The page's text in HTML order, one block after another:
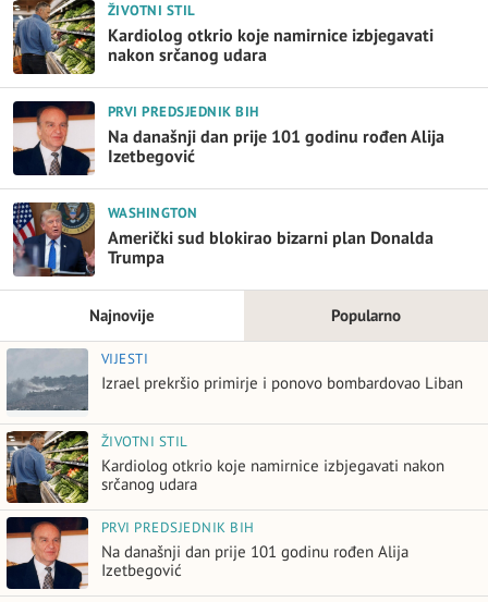
ŽIVOTNI STIL
Kardiolog otkrio koje namirnice izbjegavati
nakon srčanog udara
PRVI PREDSJEDNIK BIH
Na današnji dan prije 101 godinu rođen Alija
Izetbegović
WASHINGTON
Američki sud blokirao bizarni plan Donalda
Trumpa
Najnovije Popularno
VIJESTI
Izrael prekršio primirje i ponovo bombardovao Liban
ŽIVOTNI STIL
Kardiolog otkrio koje namirnice izbjegavati nakon
srčanog udara
PRVI PREDSJEDNIK BIH
Na današnji dan prije 101 godinu rođen Alija
Izetbegović